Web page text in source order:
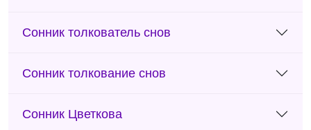
Сонник толкователь снов
Сонник толкование снов
Сонник Цветкова